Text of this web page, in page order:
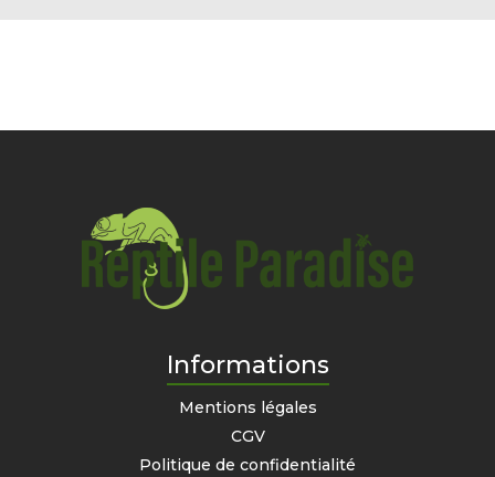
Informations
Mentions légales
CGV
Politique de confidentialité